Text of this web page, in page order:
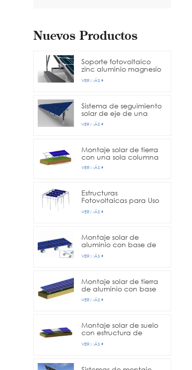
Nuevos Productos
Soporte fotovoltaico
zinc aluminio magnesio
acero
VER MÁS
Sistema de seguimiento
solar de eje de una
sola fila
VER MÁS
Montaje solar de tierra
con una sola columna
VER MÁS
Estructuras
Fotovoltaicas para Uso
en Fincas Agrícolas
VER MÁS
Montaje solar de
aluminio con base de
hormigón.
VER MÁS
Montaje solar de tierra
de aluminio con base
de tornillo de tierra
VER MÁS
Montaje solar de suelo
con estructura de
doble columna
VER MÁS